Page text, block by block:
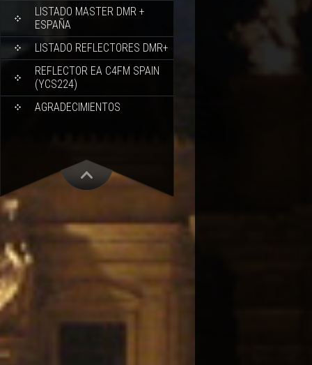
LISTADO MASTER DMR +
ESPAÑA
LISTADO REFLECTORES DMR+
REFLECTOR EA C4FM SPAIN
(YCS224)
AGRADECIMIENTOS